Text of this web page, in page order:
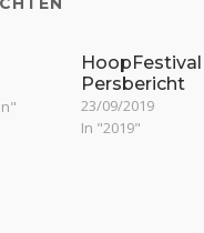
HoopFestival
Persbericht
23/09/2019
In "2019"